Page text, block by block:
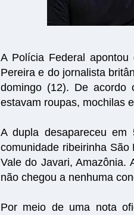
A Polícia Federal
Pereira e do jornalista
domingo (12). De acordo
estavam roupas, mochilas
A dupla desapareceu
comunidade ribeirinha
Vale do Javari, Amazônia.
não chegou a nenhuma
Por meio de uma nota